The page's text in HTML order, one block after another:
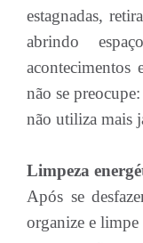
estagnadas,
abrindo
acontecimentos
não se
não utiliza mais
Limpeza
Após se
organize e limpe